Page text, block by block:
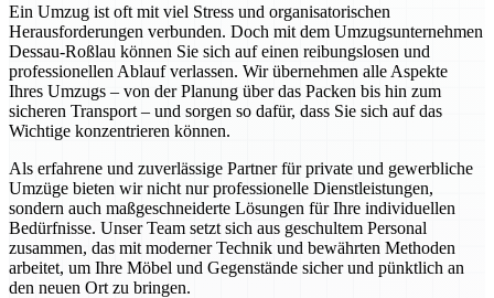
Ein Umzug ist oft mit viel Stress und organisatorischen
Herausforderungen verbunden. Doch mit dem Umzugsunternehmen
Dessau-Roßlau können Sie sich auf einen reibungslosen und
professionellen Ablauf verlassen. Wir übernehmen alle Aspekte
Ihres Umzugs – von der Planung über das Packen bis hin zum
sicheren Transport – und sorgen so dafür, dass Sie sich auf das
Wichtige konzentrieren können.
Als erfahrene und zuverlässige Partner für private und gewerbliche
Umzüge bieten wir nicht nur professionelle Dienstleistungen,
sondern auch maßgeschneiderte Lösungen für Ihre individuellen
Bedürfnisse. Unser Team setzt sich aus geschultem Personal
zusammen, das mit moderner Technik und bewährten Methoden
arbeitet, um Ihre Möbel und Gegenstände sicher und pünktlich an
den neuen Ort zu bringen.